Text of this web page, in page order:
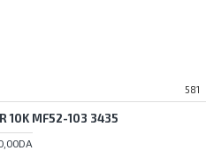
581
10K MF52-103 3435